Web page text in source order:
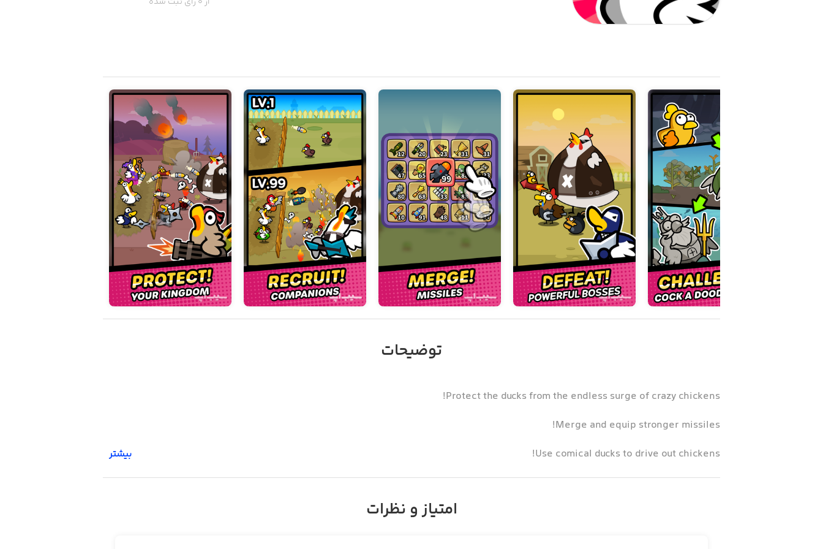
توضیحات
Protect the ducks from the endless surge of crazy chickens!
Merge and equip stronger missiles!
Use comical ducks to drive out chickens!
Danger has come to the duck farm.
Crazy chickens are attacking because they want your farm of cute, funny ducks.
بیشتر
امتیاز و نظرات